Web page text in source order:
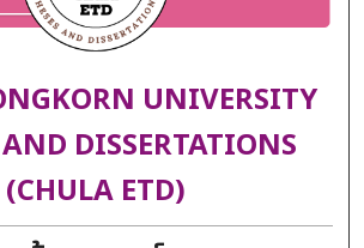
UNIVERSITY
AND DISSERTATIONS
(CHULA ETD)